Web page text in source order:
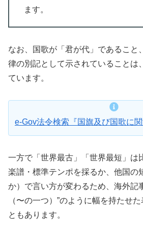
ます。
なお、国歌が「君が代」であること
律の別記として示されていることは
ています。
e-Gov法令検索『国旗及び国歌に関
一方で「世界最古」「世界最短」は
楽譜・標準テンポを採るか、他国の
か）で言い方が変わるため、海外記
（〜の一つ）”のように幅を持たせ
ともあります。